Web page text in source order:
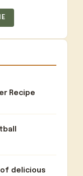
Recipe
delicious